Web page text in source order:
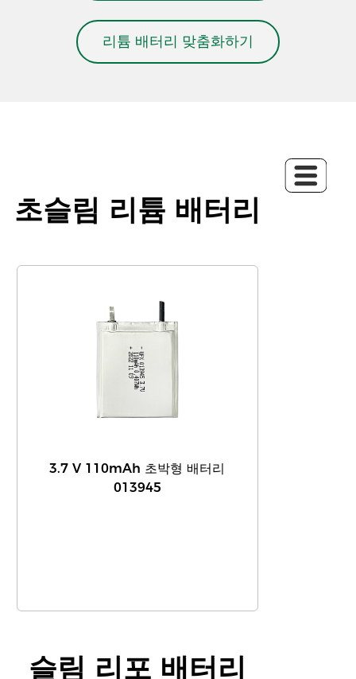
리튬 배터리 맞춤화하기
초슬림 리튬 배터리
3.7 V 110mAh 초박형 배터리
013945
슬림 리포 배터리